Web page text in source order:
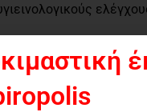
εν
η τροφοδοσία